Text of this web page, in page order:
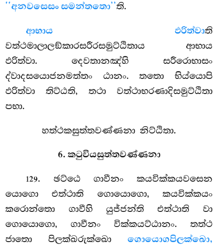
‘‘අනවසෙසං සමන්තතො’’ති.
ආභාය ඵරිත්වාති
වත්ථමාලාලඞ්කාරසරීරසමුට්ඨිතාය ආභාය
ඵරිත්වා. දෙවතානඤ්හි සරීරොභාසං
ද්වාදසයොජනමත්තං ඨානං. තතො භිය්යොපි
ඵරිත්වා තිට්ඨති, තථා වත්ථාභරණාදිසමුට්ඨිතා
පභා.
හත්ථකසුත්තවණ්ණනා නිට්ඨිතා.
6. කටුවියසුත්තවණ්ණනා
129. ඡට්ඨෙ ගාවීනං කයවික්කයවසෙන
යොගො එත්ථාති ගොයොගො, කයවික්කයං
කරොන්තො ගාවීහි යුජ්ජන්ති එත්ථාති වා
ගොයොගො, ගාවීනං වික්කයට්ඨානං. තත්ථ
ජාතො පිලක්ඛරුක්ඛො ගොයොගපිලක්ඛො,